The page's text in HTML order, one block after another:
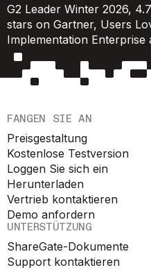
FANGEN SIE AN
Preisgestaltung
Kostenlose Testversion
Loggen Sie sich ein
Herunterladen
Vertrieb kontaktieren
Demo anfordern
UNTERSTÜTZUNG
ShareGate-Dokumente
Support kontaktieren